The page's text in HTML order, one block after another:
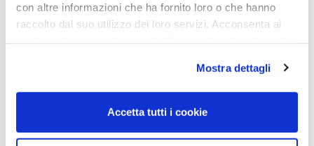
con altre informazioni che ha fornito loro o che hanno
raccolto dal suo utilizzo dei loro servizi. Acconsenta ai
Mostra dettagli
Accetta tutti i cookie